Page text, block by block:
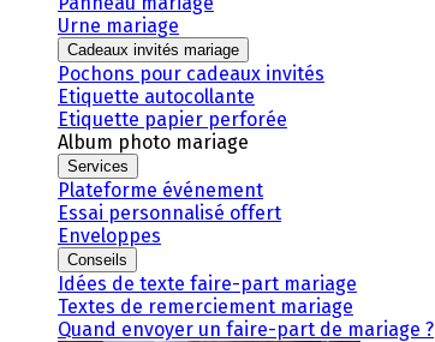
Urne mariage
Cadeaux invités mariage
Pochons pour cadeaux invités
Etiquette autocollante
Etiquette papier perforée
Album photo mariage
Services
Plateforme événement
Essai personnalisé offert
Enveloppes
Conseils
Idées de texte faire-part mariage
Textes de remerciement mariage
Quand envoyer un faire-part de mariage ?